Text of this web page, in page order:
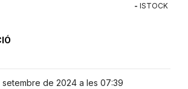
- ISTOCK
setembre de 2024 a les 07:39